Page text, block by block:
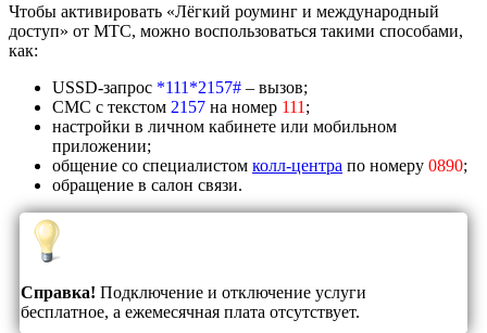
Чтобы активировать «Лёгкий роуминг и международный
доступ» от МТС, можно воспользоваться такими способами,
как:
USSD-запрос *111*2157# – вызов;
СМС с текстом 2157 на номер 111;
настройки в личном кабинете или мобильном
приложении;
общение со специалистом колл-центра по номеру 0890;
обращение в салон связи.
Справка! Подключение и отключение услуги
бесплатное, а ежемесячная плата отсутствует.